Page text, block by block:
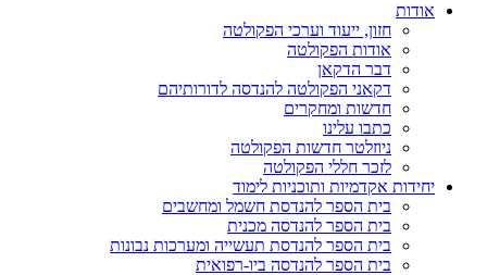
אודות
חזון, ייעוד וערכי הפקולטה
אודות הפקולטה
דבר הדקאן
דקאני הפקולטה להנדסה לדורותיהם
חדשות ומחקרים
כתבו עלינו
ניוזלטר חדשות הפקולטה
לזכר חללי הפקולטה
יחידות אקדמיות ותוכניות לימוד
בית הספר להנדסת חשמל ומחשבים
בית הספר להנדסה מכנית
בית הספר להנדסת תעשייה ומערכות נבונות
בית הספר להנדסה ביו-רפואית